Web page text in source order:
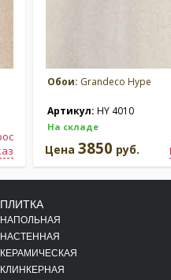
Обои: Grandeco Hype
Артикул: HY 4010
На складе
Цена 3850 руб.
ПЛИТКА
НАПОЛЬНАЯ
НАСТЕННАЯ
КЕРАМИЧЕСКАЯ
КЛИНКЕРНАЯ